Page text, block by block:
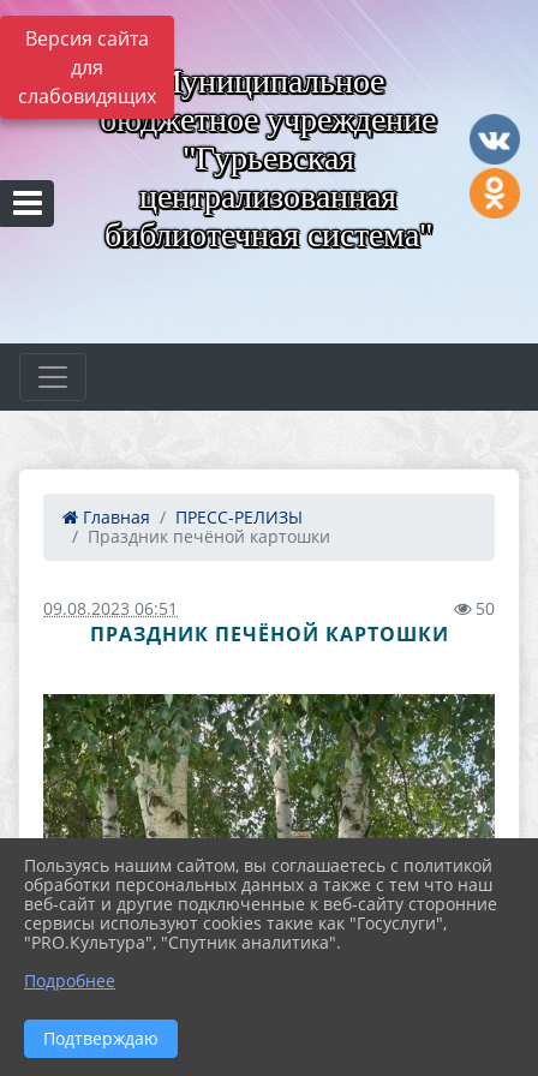
Версия сайта
для
слабовидящих Муниципальное
бюджетное учреждение
"Гурьевская
централизованная
библиотечная система"
Главная
ПРЕСС-РЕЛИЗЫ
Праздник печёной картошки
09.08.2023 06:51 50
ПРАЗДНИК ПЕЧЁНОЙ КАРТОШКИ
Пользуясь нашим сайтом, вы соглашаетесь с политикой
обработки персональных данных а также с тем что наш
веб-сайт и другие подключенные к веб-сайту сторонние
сервисы используют cookies такие как "Госуслуги",
"PRO.Культура", "Спутник аналитика".
Подробнее
Подтверждаю